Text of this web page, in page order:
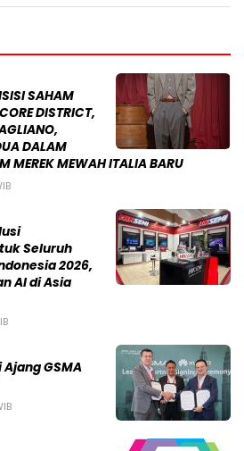
SAHAM
DISTRICT,
DALAM
MEREK MEWAH ITALIA BARU
Seluruh
2026,
AI di Asia
GSMA